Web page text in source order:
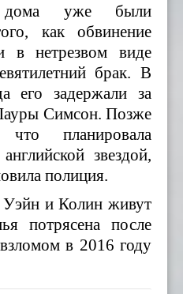
уже были
как обвинение
в нетрезвом виде
брак. В
его задержали за
Симсон. Позже
планировала
звездой,
полиция.
и Колин живут
потрясена после
в 2016 году